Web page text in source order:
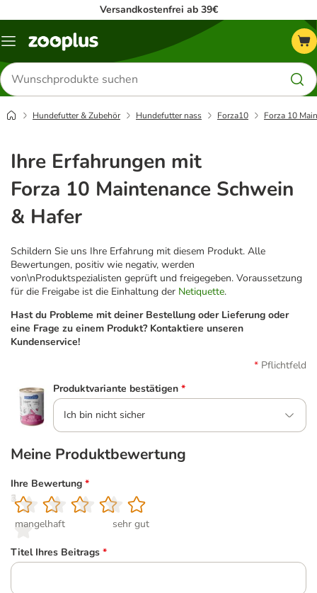
Versandkostenfrei ab 39€
Menü
Produkte
suchen
Hundefutter & Zubehör Hundefutter nass Forza10 Forza 10
Ihre Erfahrungen mit
Forza 10 Maintenance Schwein
& Hafer
Schildern Sie uns Ihre Erfahrung mit diesem Produkt. Alle
Bewertungen, positiv wie negativ, werden
von\nProduktspezialisten geprüft und freigegeben. Voraussetzung
für die Freigabe ist die Einhaltung der Netiquette.
Hast du Probleme mit deiner Bestellung oder Lieferung oder
eine Frage zu einem Produkt? Kontaktiere unseren
Kundenservice!
Pflichtfeld
Produktvariante bestätigen *
Ich bin nicht sicher
Meine Produktbewertung
Ihre Bewertung *
1
mangelhaft
2
3
4
5
sehr gut
Titel Ihres Beitrags *